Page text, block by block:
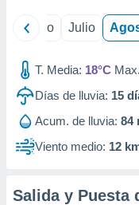
Junio Julio
T. Media: 18°C
Días de lluvia: 15
Acum. de lluvia: 84
Viento medio: 12
Salida y Puesta